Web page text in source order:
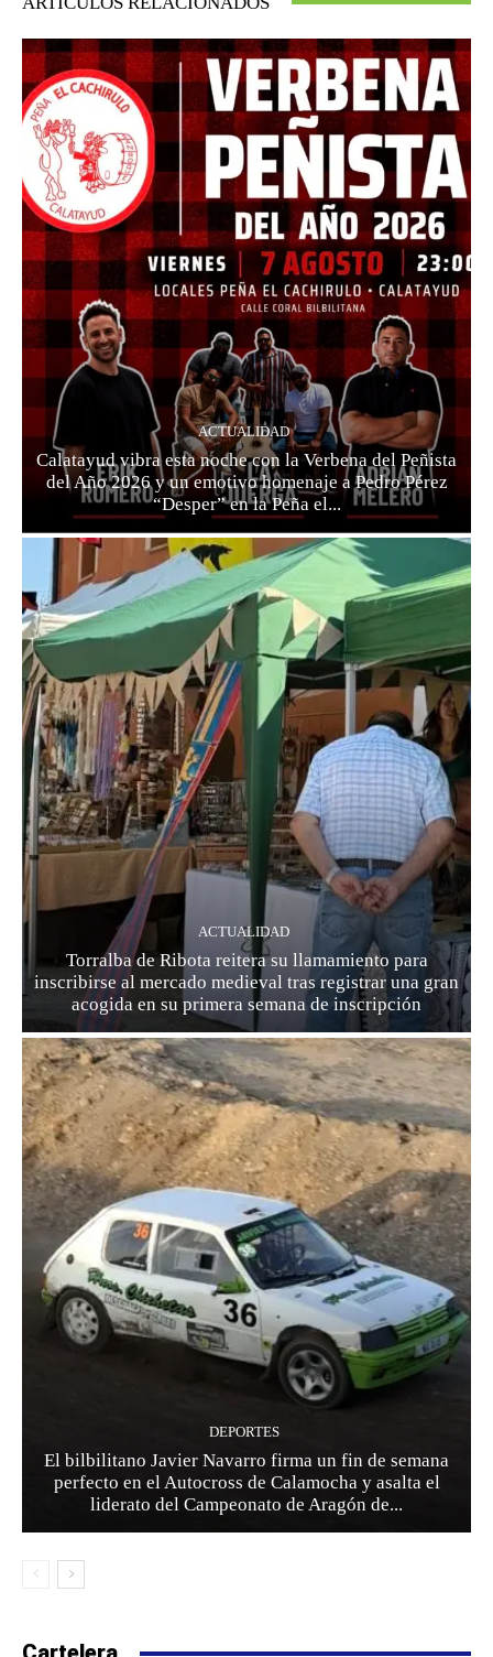
ACTUALIDAD
Calatayud vibra esta noche con la Verbena del Peñista
del Año 2026 y un emotivo homenaje a Pedro Pérez
“Desper” en la Peña el...
ACTUALIDAD
Torralba de Ribota reitera su llamamiento para
inscribirse al mercado medieval tras registrar una gran
acogida en su primera semana de inscripción
DEPORTES
El bilbilitano Javier Navarro firma un fin de semana
perfecto en el Autocross de Calamocha y asalta el
liderato del Campeonato de Aragón de...